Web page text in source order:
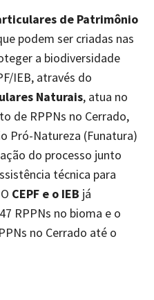
de Patrimônio
podem ser criadas nas
a biodiversidade
IEB, através do
Naturais, atua no
de RPPNs no Cerrado,
Pró-Natureza (Funatura)
do processo junto
técnica para
CEPF e o IEB já
RPPNs no bioma e o
no Cerrado até o